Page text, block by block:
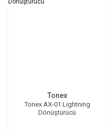
Tonex
Tonex AX-01 Lightning
Dönüştürücü